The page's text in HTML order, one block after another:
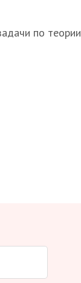
по теории